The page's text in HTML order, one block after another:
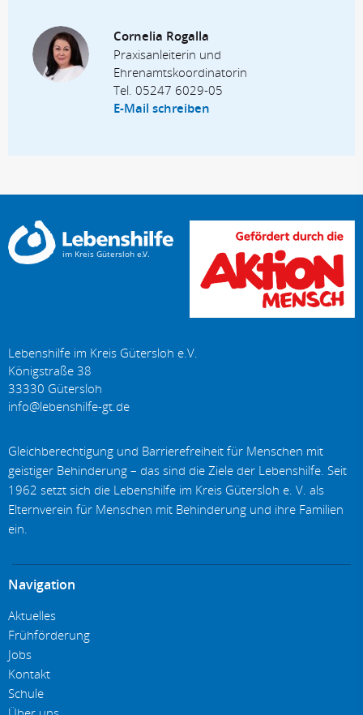
Cornelia Rogalla
Praxisanleiterin und
Ehrenamtskoordinatorin
Tel. 05247 6029-05
E-Mail schreiben
Lebenshilfe im Kreis Gütersloh e.V.
Königstraße 38
33330 Gütersloh
Gleichberechtigung und Barrierefreiheit für Menschen mit
geistiger Behinderung – das sind die Ziele der Lebenshilfe. Seit
1962 setzt sich die Lebenshilfe im Kreis Gütersloh e. V. als
Elternverein für Menschen mit Behinderung und ihre Familien
ein.
Navigation
Aktuelles
Frühförderung
Jobs
Kontakt
Schule